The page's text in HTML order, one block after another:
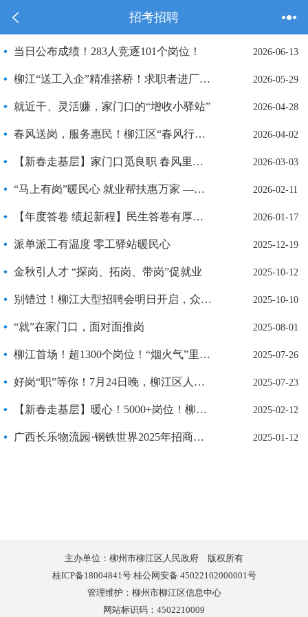
招考招聘
2026-06-13
当日公布成绩！283人竞逐101个岗位！
2026-05-29
柳江“送工入企”精准搭桥！求职者进厂“探岗”，就业服务“零距离”
2026-04-28
就近干、灵活赚，家门口的“增收小驿站”
2026-04-02
春风送岗，服务惠民！柳江区“春风行动”促进人才与企业“双向奔赴”
2026-03-03
【新春走基层】家门口觅良职 春风里稳就业
2026-02-11
“马上有岗”暖民心 就业帮扶惠万家 ——2026年柳州市春风行动暨就业援助季专场招聘活动在柳江启动
2026-01-17
【年度答卷 绩起新程】民生答卷有厚度 人社服务有温度——柳江区人力资源和社会保障局2025年度工作巡礼
2025-12-19
派单派工有温度 零工驿站暖民心
2025-10-12
金秋引人才 “探岗、拓岗、带岗”促就业
2025-10-10
别错过！柳江大型招聘会明日开启，众多岗位等你来挑！
2025-08-01
“就”在家门口，面对面推岗
2025-07-26
柳江首场！超1300个岗位！“烟火气”里“聚才气”
2025-07-23
好岗“职”等你！7月24日晚，柳江区人民文化宫广场，不见不散！
2025-02-12
【新春走基层】暖心！5000+岗位！柳江新春首场招聘会很火爆
2025-01-12
广西长乐物流园·钢铁世界2025年招商发展大会在柳江区召开
主办单位：柳州市柳江区人民政府 版权所有
桂ICP备18004841号 桂公网安备 45022102000001号
管理维护：柳州市柳江区信息中心
网站标识码：4502210009